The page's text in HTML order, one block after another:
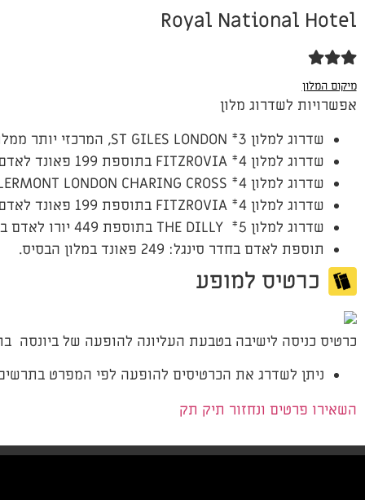
Royal National Hotel
מיקום המלון
אפשרויות לשדרוג מלון
שדרוג למלון 3* ST GILES LONDON, המרכזי יותר ממלון בסיס בתוספת של 79 פאונד לאדם בחדר זוגי, לכל התקופה
שדרוג למלון 4* FITZROVIA בתוספת 199 פאונד לאדם בחדר זוגי, לכל התקופה
שדרוג למלון 4* THE CLERMONT LONDON CHARING CROSS בתוספת 339 פאונד לאדם בחדר זוגי, לכל התקופה.
שדרוג למלון 4* FITZROVIA בתוספת 199 פאונד לאדם בחדר זוגי, לכל התקופה
שדרוג למלון 5* THE DILLY בתוספת 449 יורו לאדם בחדר זוגי, לכל התקופה
תוספת לאדם בחדר סינגל: 249 פאונד במלון הבסיס.
כרטיס למופע
כרטיס כניסה לישיבה בטבעת העליונה להופעה של ביונסה בתאריך ה-
ניתן לשדרג את הכרטיסים להופעה לפי המפרט
השאירו פרטים ונחזור תיק תק